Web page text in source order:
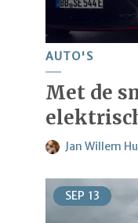
AUTO'S
Met de
Jan Willem
SEP 13